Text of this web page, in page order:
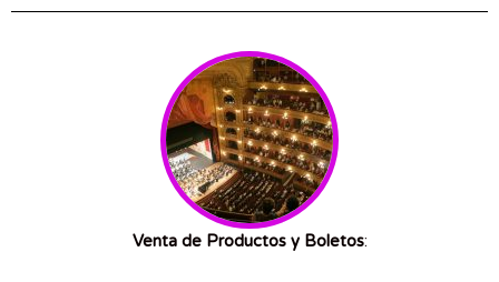
Venta de Productos y Boletos: